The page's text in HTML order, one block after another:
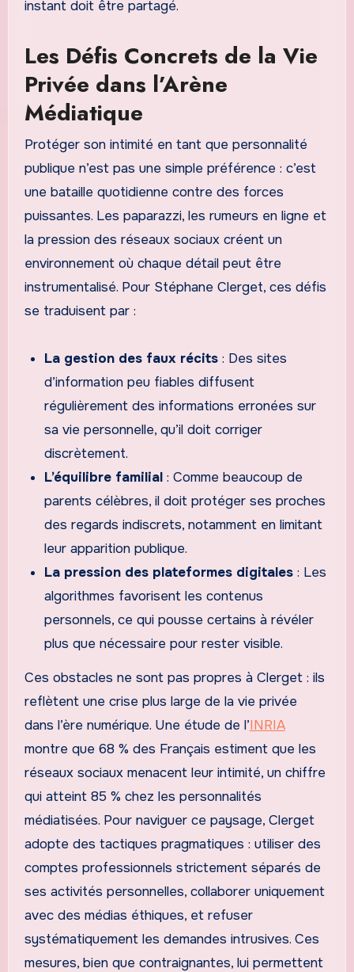
instant doit être partagé.
Les Défis Concrets de la Vie
Privée dans l’Arène
Médiatique
Protéger son intimité en tant que personnalité
publique n’est pas une simple préférence : c’est
une bataille quotidienne contre des forces
puissantes. Les paparazzi, les rumeurs en ligne et
la pression des réseaux sociaux créent un
environnement où chaque détail peut être
instrumentalisé. Pour Stéphane Clerget, ces défis
se traduisent par :
La gestion des faux récits : Des sites
d’information peu fiables diffusent
régulièrement des informations erronées sur
sa vie personnelle, qu’il doit corriger
discrètement.
L’équilibre familial : Comme beaucoup de
parents célèbres, il doit protéger ses proches
des regards indiscrets, notamment en limitant
leur apparition publique.
La pression des plateformes digitales : Les
algorithmes favorisent les contenus
personnels, ce qui pousse certains à révéler
plus que nécessaire pour rester visible.
Ces obstacles ne sont pas propres à Clerget : ils
reflètent une crise plus large de la vie privée
dans l’ère numérique. Une étude de l’INRIA
montre que 68 % des Français estiment que les
réseaux sociaux menacent leur intimité, un chiffre
qui atteint 85 % chez les personnalités
médiatisées. Pour naviguer ce paysage, Clerget
adopte des tactiques pragmatiques : utiliser des
comptes professionnels strictement séparés de
ses activités personnelles, collaborer uniquement
avec des médias éthiques, et refuser
systématiquement les demandes intrusives. Ces
mesures, bien que contraignantes, lui permettent